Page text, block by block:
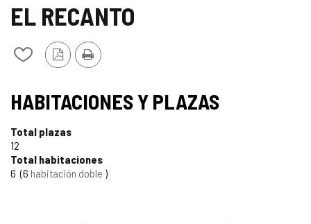
León
EL RECANTO
Añadir/quitar
cuadernos
Versión
PDF
Imprimir
HABITACIONES Y PLAZAS
Total plazas
12
Total habitaciones
6 6 habitación doble